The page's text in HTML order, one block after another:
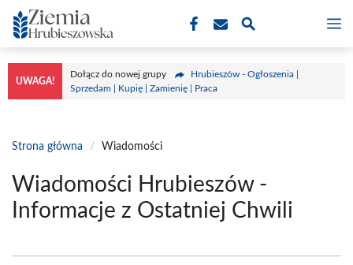
Przejdź
do
treści
UWAGA!
Dołącz do nowej grupy
Hrubieszów - Ogłoszenia |
Sprzedam | Kupię | Zamienię | Praca
Strona główna / Wiadomości
Wiadomości Hrubieszów -
Informacje z Ostatniej Chwili